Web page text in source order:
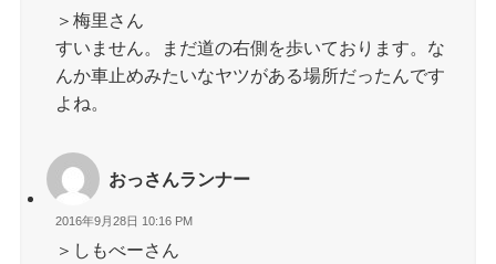
＞梅里さん
すいません。まだ道の右側を歩いております。な
んか車止めみたいなヤツがある場所だったんです
よね。
おっさんランナー
2016年9月28日 10:16 PM
＞しもべーさん